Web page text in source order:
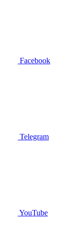
Facebook
Telegram
YouTube